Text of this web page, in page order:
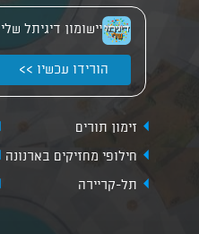
יישומון דיגיתל שלי
הורידו עכשיו >>
זימון תורים
חילופי מחזיקים בארנונה
תל-קריירה